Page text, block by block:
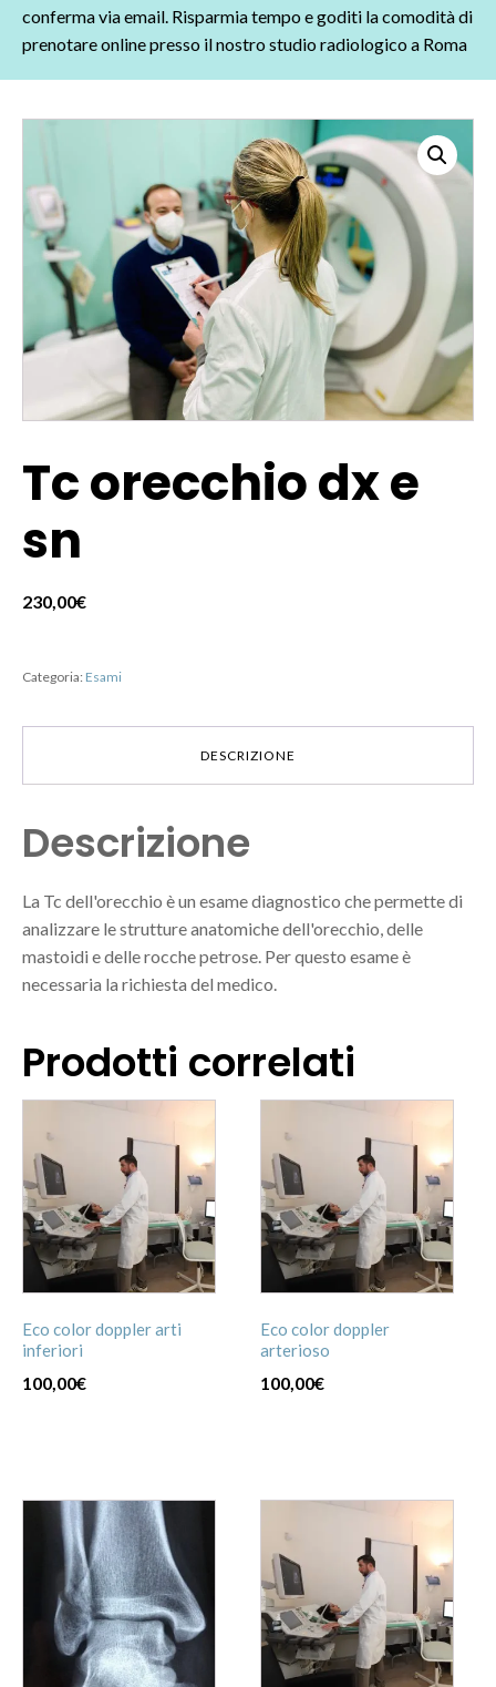
conferma via email. Risparmia tempo e goditi la comodità di
prenotare online presso il nostro studio radiologico a Roma
Tc orecchio dx e
sn
230,00€
Categoria: Esami
DESCRIZIONE
Descrizione
La Tc dell'orecchio è un esame diagnostico che permette di
analizzare le strutture anatomiche dell'orecchio, delle
mastoidi e delle rocche petrose. Per questo esame è
necessaria la richiesta del medico.
Prodotti correlati
Eco color doppler arti
inferiori
100,00€
Eco color doppler
arterioso
100,00€